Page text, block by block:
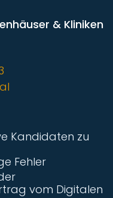
& Kliniken
Kandidaten zu
Fehler
vom Digitalen